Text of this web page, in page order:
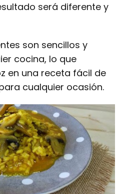
será diferente y
son sencillos y
cocina, lo que
en una receta fácil de
cualquier ocasión.